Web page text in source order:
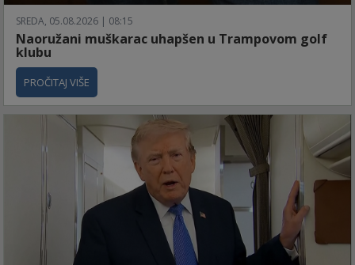
SREDA, 05.08.2026 | 08:15
Naoružani muškarac uhapšen u Trampovom golf
klubu
PROČITAJ VIŠE